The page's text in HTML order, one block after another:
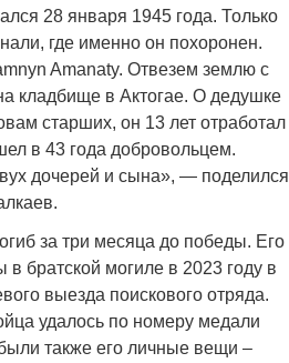
28 января 1945 года. Только
где именно он похоронен.
Amanaty. Отвезем землю с
кладбище в Актогае. О дедушке
старших, он 13 лет отработал
в 43 года добровольцем.
дочерей и сына», — поделился
за три месяца до победы. Его
братской могиле в 2023 году в
выезда поискового отряда.
удалось по номеру медали
также его личные вещи –